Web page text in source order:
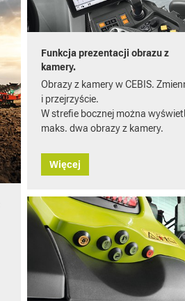
Funkcja prezentacji obrazu z
kamery.
Obrazy z kamery w CEBIS.
i przejrzyście.
W strefie bocznej można
maks. dwa obrazy z kamery.
Więcej